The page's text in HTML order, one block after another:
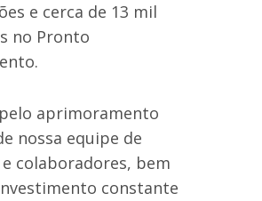
e cerca de 13 mil
no Pronto
aprimoramento
nossa equipe de
colaboradores, bem
constante